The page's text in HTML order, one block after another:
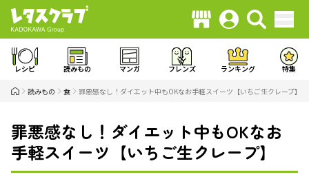
レシピ 読みもの マンガ フレンズ ランキング 特集
読みもの 食 罪悪感なし！ダイエット中もOKなお手軽スイーツ【いちご生クレープ】
罪悪感なし！ダイエット中もOKなお
手軽スイーツ【いちご生クレープ】